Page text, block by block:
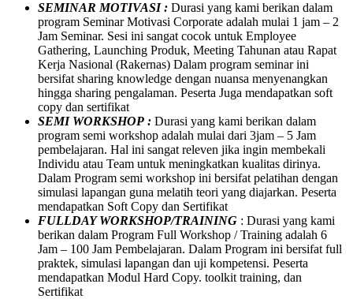
SEMINAR MOTIVASI : Durasi yang kami berikan dalam
program Seminar Motivasi Corporate adalah mulai 1 jam – 2
Jam Seminar. Sesi ini sangat cocok untuk Employee
Gathering, Launching Produk, Meeting Tahunan atau Rapat
Kerja Nasional (Rakernas) Dalam program seminar ini
bersifat sharing knowledge dengan nuansa menyenangkan
hingga sharing pengalaman. Peserta Juga mendapatkan soft
copy dan sertifikat
SEMI WORKSHOP : Durasi yang kami berikan dalam
program semi workshop adalah mulai dari 3jam – 5 Jam
pembelajaran. Hal ini sangat releven jika ingin membekali
Individu atau Team untuk meningkatkan kualitas dirinya.
Dalam Program semi workshop ini bersifat pelatihan dengan
simulasi lapangan guna melatih teori yang diajarkan. Peserta
mendapatkan Soft Copy dan Sertifikat
FULLDAY WORKSHOP/TRAINING : Durasi yang kami
berikan dalam Program Full Workshop / Training adalah 6
Jam – 100 Jam Pembelajaran. Dalam Program ini bersifat full
praktek, simulasi lapangan dan uji kompetensi. Peserta
mendapatkan Modul Hard Copy. toolkit training, dan
Sertifikat